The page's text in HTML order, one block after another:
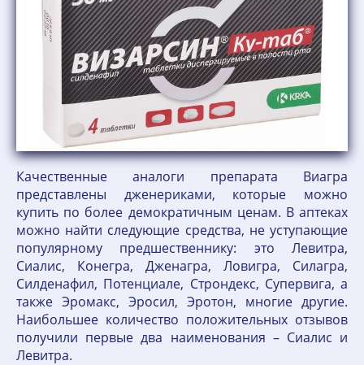
Качественные аналоги препарата Виагра
представлены дженериками, которые можно
купить по более демократичным ценам. В аптеках
можно найти следующие средства, не уступающие
популярному предшественнику: это Левитра,
Сиалис, Конегра, Дженагра, Ловигра, Силагра,
Силденафил, Потенциале, Строндекс, Супервига, а
также Эромакс, Эросил, Эротон, многие другие.
Наибольшее количество положительных отзывов
получили первые два наименования – Сиалис и
Левитра.